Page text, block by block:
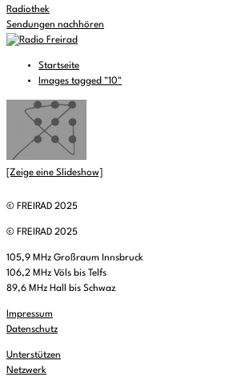
Radiothek
Sendungen nachhören
Startseite
Images tagged "10"
[Zeige eine Slideshow]
© FREIRAD 2025
© FREIRAD 2025
105,9 MHz Großraum Innsbruck
106,2 MHz Völs bis Telfs
89,6 MHz Hall bis Schwaz
Impressum
Datenschutz
Unterstützen
Netzwerk